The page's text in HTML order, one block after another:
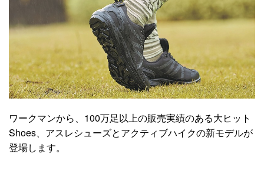
ワークマンから、100万足以上の販売実績のある大ヒット
Shoes、アスレシューズとアクティブハイクの新モデルが
登場します。